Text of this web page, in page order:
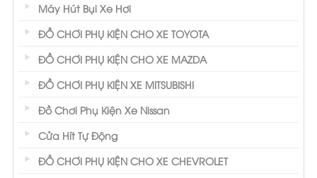
Máy Hút Bụi Xe Hơi
ĐỒ CHƠI PHỤ KIỆN CHO XE TOYOTA
ĐỒ CHƠI PHỤ KIỆN CHO XE MAZDA
ĐỒ CHƠI PHỤ KIỆN XE MITSUBISHI
Đồ Chơi Phụ Kiện Xe Nissan
Cửa Hít Tự Động
ĐỒ CHƠI PHỤ KIỆN CHO XE CHEVROLET